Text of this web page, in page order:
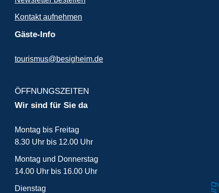
Kontakt aufnehmen
Gäste-Info
tourismus@besigheim.de
ÖFFNUNGSZEITEN
Wir sind für Sie da
Montag bis Freitag
8.30 Uhr bis 12.00 Uhr
Montag und Donnerstag
14.00 Uhr bis 16.00 Uhr
Dienstag